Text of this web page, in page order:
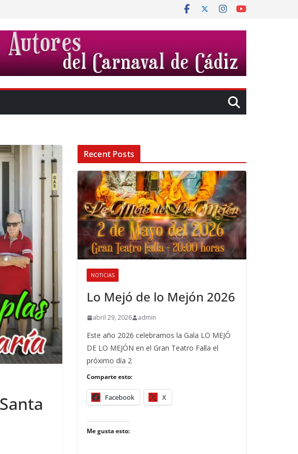
Recent Posts
NOTICIAS
Lo Mejó de lo Mejón 2026
abril 29, 2026 admin
Este año 2026 celebramos la Gala LO MEJÓ
DE LO MEJÓN en el Gran Teatro Falla el
próximo día 2
Comparte esto:
Facebook X
Me gusta esto: